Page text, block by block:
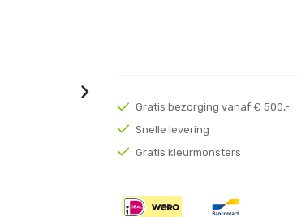
Gratis bezorging vanaf € 500,-
Snelle levering
Gratis kleurmonsters